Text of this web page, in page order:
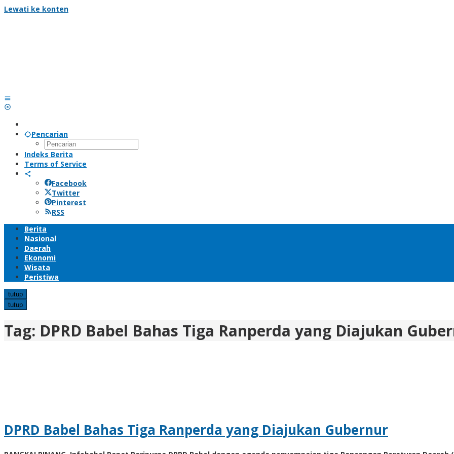
Lewati ke konten
Pencarian
Indeks Berita
Terms of Service
Facebook
Twitter
Pinterest
RSS
Berita
Nasional
Daerah
Ekonomi
Wisata
Peristiwa
tutup
tutup
Tag: DPRD Babel Bahas Tiga Ranperda yang Diajukan
DPRD Babel Bahas Tiga Ranperda yang Diajukan Gubernur